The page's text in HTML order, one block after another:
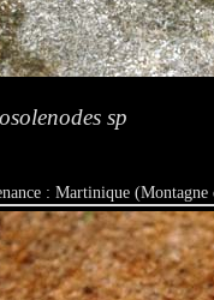
sp
: Martinique (Montagne
: